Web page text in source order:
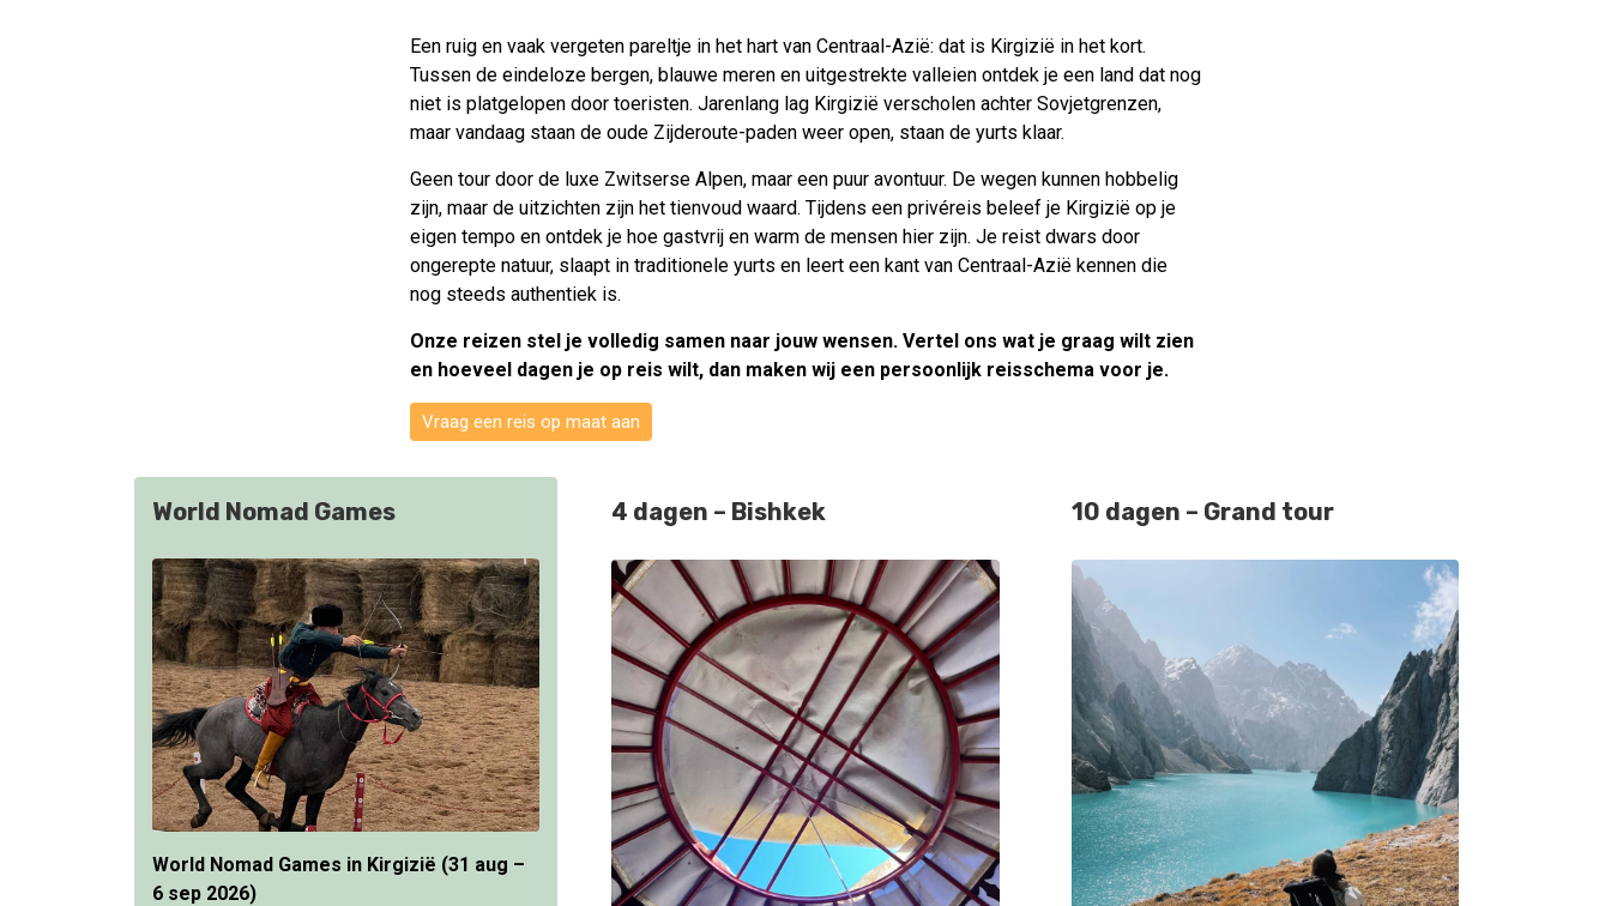
Een ruig en vaak vergeten pareltje in het hart van Centraal-Azië: dat is Kirgizië in het kort.
Tussen de eindeloze bergen, blauwe meren en uitgestrekte valleien ontdek je een land dat nog
niet is platgelopen door toeristen. Jarenlang lag Kirgizië verscholen achter Sovjetgrenzen,
maar vandaag staan de oude Zijderoute-paden weer open, staan de yurts klaar.
Geen tour door de luxe Zwitserse Alpen, maar een puur avontuur. De wegen kunnen hobbelig
zijn, maar de uitzichten zijn het tienvoud waard. Tijdens een privéreis beleef je Kirgizië op je
eigen tempo en ontdek je hoe gastvrij en warm de mensen hier zijn. Je reist dwars door
ongerepte natuur, slaapt in traditionele yurts en leert een kant van Centraal-Azië kennen die
nog steeds authentiek is.
Onze reizen stel je volledig samen naar jouw wensen. Vertel ons wat je graag wilt zien
en hoeveel dagen je op reis wilt, dan maken wij een persoonlijk reisschema voor je.
Vraag een reis op maat aan
World Nomad Games
World Nomad Games in Kirgizië (31 aug –
6 sep 2026)
4 dagen – Bishkek 10 dagen – Grand tour